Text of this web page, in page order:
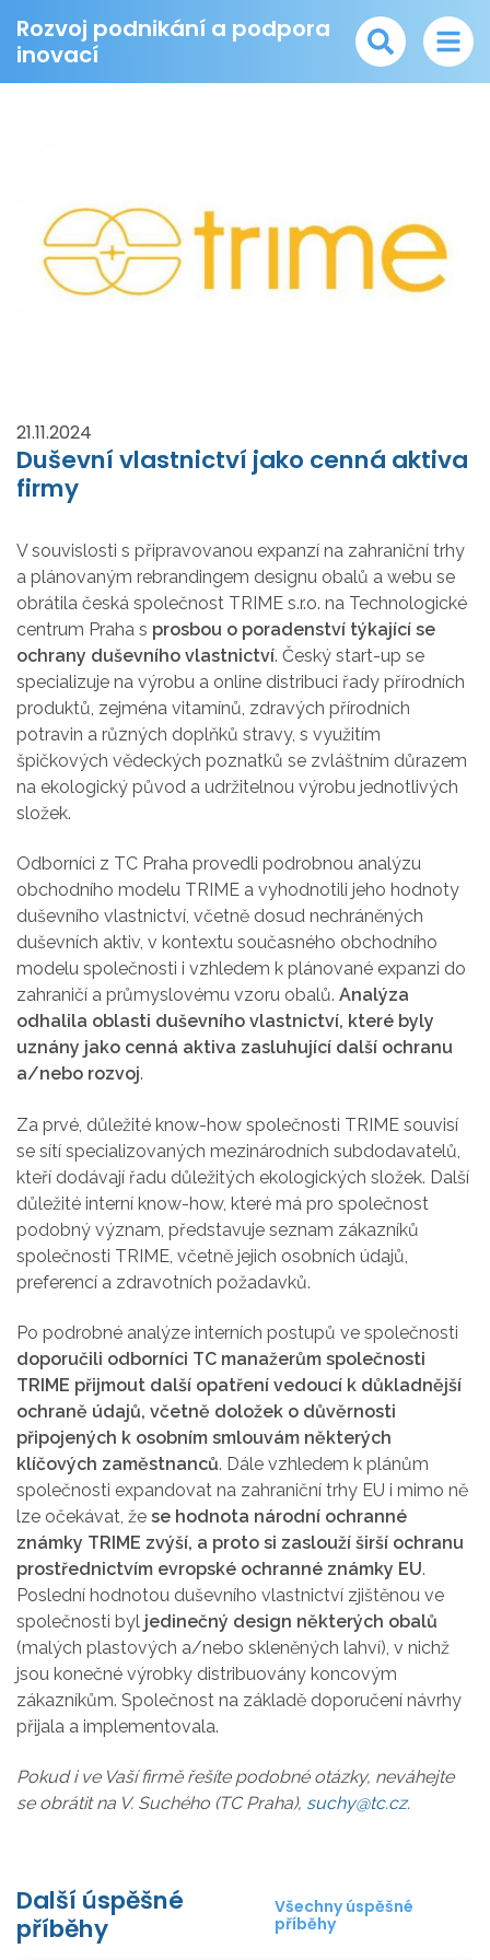
Rozvoj podnikání a podpora
inovací
21.11.2024
Duševní vlastnictví jako cenná aktiva
firmy
V souvislosti s připravovanou expanzí na zahraniční trhy
a plánovaným rebrandingem designu obalů a webu se
obrátila česká společnost TRIME s.r.o. na Technologické
centrum Praha s prosbou o poradenství týkající se
ochrany duševního vlastnictví. Český start-up se
specializuje na výrobu a online distribuci řady přírodních
produktů, zejména vitamínů, zdravých přírodních
potravin a různých doplňků stravy, s využitím
špičkových vědeckých poznatků se zvláštním důrazem
na ekologický původ a udržitelnou výrobu jednotlivých
složek.
Odborníci z TC Praha provedli podrobnou analýzu
obchodního modelu TRIME a vyhodnotili jeho hodnoty
duševního vlastnictví, včetně dosud nechráněných
duševních aktiv, v kontextu současného obchodního
modelu společnosti i vzhledem k plánované expanzi do
zahraničí a průmyslovému vzoru obalů. Analýza
odhalila oblasti duševního vlastnictví, které byly
uznány jako cenná aktiva zasluhující další ochranu
a/nebo rozvoj.
Za prvé, důležité know-how společnosti TRIME souvisí
se sítí specializovaných mezinárodních subdodavatelů,
kteří dodávají řadu důležitých ekologických složek. Další
důležité interní know-how, které má pro společnost
podobný význam, představuje seznam zákazníků
společnosti TRIME, včetně jejich osobních údajů,
preferencí a zdravotních požadavků.
Po podrobné analýze interních postupů ve společnosti
doporučili odborníci TC manažerům společnosti
TRIME přijmout další opatření vedoucí k důkladnější
ochraně údajů, včetně doložek o důvěrnosti
připojených k osobním smlouvám některých
klíčových zaměstnanců. Dále vzhledem k plánům
společnosti expandovat na zahraniční trhy EU i mimo ně
lze očekávat, že se hodnota národní ochranné
známky TRIME zvýší, a proto si zaslouží širší ochranu
prostřednictvím evropské ochranné známky EU.
Poslední hodnotou duševního vlastnictví zjištěnou ve
společnosti byl jedinečný design některých obalů
(malých plastových a/nebo skleněných lahví), v nichž
jsou konečné výrobky distribuovány koncovým
zákazníkům. Společnost na základě doporučení návrhy
přijala a implementovala.
Pokud i ve Vaší firmě řešíte podobné otázky, neváhejte
se obrátit na V. Suchého (TC Praha), suchy@tc.cz.
Další úspěšné
příběhy
Všechny úspěšné
příběhy